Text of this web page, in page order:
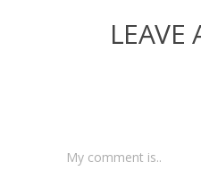
LEAVE
My comment is..